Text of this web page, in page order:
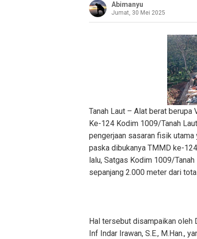
Abimanyu
Jumat, 30 Mei 2025
Tanah Laut – Alat berat
Ke-124 Kodim 1009/Tanah
pengerjaan sasaran fisik
paska dibukanya TMMD ke-
lalu, Satgas Kodim 1009/
sepanjang 2.000 meter dari
Hal tersebut disampaikan oleh
Inf Indar Irawan, S.E., M.Han.,